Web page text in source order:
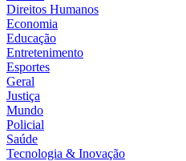
Direitos Humanos
Economia
Educação
Entretenimento
Esportes
Geral
Justiça
Mundo
Policial
Saúde
Tecnologia & Inovação